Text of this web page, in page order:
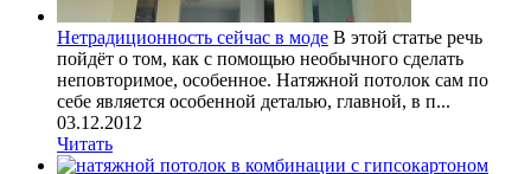
Нетрадиционность сейчас в моде В этой статье речь
пойдёт о том, как с помощью необычного сделать
неповторимое, особенное. Натяжной потолок сам по
себе является особенной деталью, главной, в п...
03.12.2012
Читать